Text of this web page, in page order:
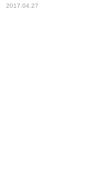
ットと一緒に vol.24】
2017.04.27